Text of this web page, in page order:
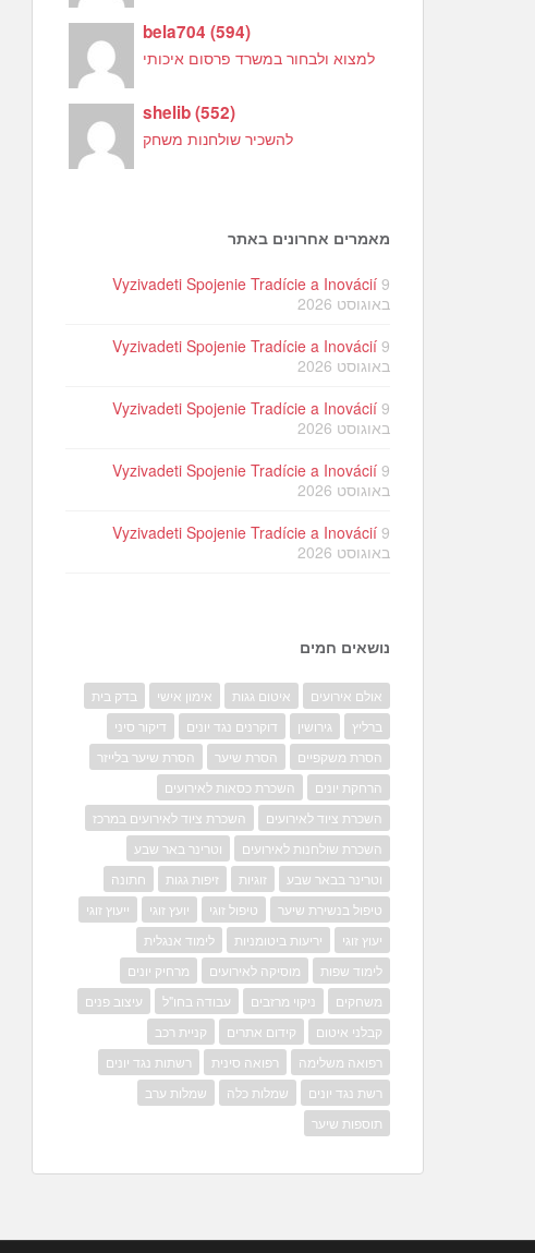
bela704(594)
למצוא ולבחור במשרד פרסום איכותי
shelib(552)
להשכיר שולחנות משחק
מאמרים אחרונים באתר
Vyzivadeti Spojenie Tradície a Inovácií 9
באוגוסט 2026
Vyzivadeti Spojenie Tradície a Inovácií 9
באוגוסט 2026
Vyzivadeti Spojenie Tradície a Inovácií 9
באוגוסט 2026
Vyzivadeti Spojenie Tradície a Inovácií 9
באוגוסט 2026
Vyzivadeti Spojenie Tradície a Inovácií 9
באוגוסט 2026
נושאים חמים
אולם אירועים איטום גגות אימון אישי
בדק בית
ברליץ
גירושין דוקרנים נגד יונים
דיקור סיני
הסרת משקפיים
הסרת שיער
הסרת שיער בלייזר
הרחקת יונים
השכרת כסאות לאירועים
השכרת ציוד לאירועים
השכרת ציוד לאירועים במרכז
השכרת שולחנות לאירועים
וטרינר באר שבע
וטרינר בבאר שבע
זוגיות זיפות גגות
חתונה
טיפול בנשירת שיער
טיפול זוגי יועץ זוגי
ייעוץ זוגי
יעוץ זוגי
יריעות ביטומניות
לימוד אנגלית
לימוד שפות
מוסיקה לאירועים
מרחיק יונים
משחקים
ניקוי מרזבים עבודה בחו"ל
עיצוב פנים
קבלני איטום
קידום אתרים
קניית רכב
רפואה משלימה
רפואה סינית
רשתות נגד יונים
רשת נגד יונים
שמלות כלה
שמלות ערב
תוספות שיער